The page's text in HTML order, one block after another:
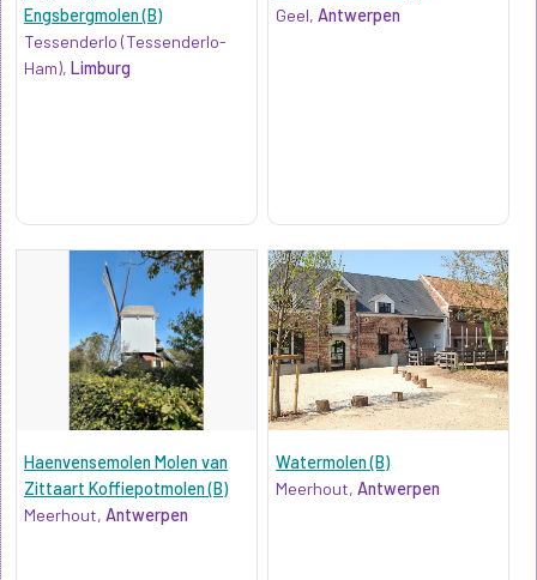
Engsbergmolen (B)
Tessenderlo (Tessenderlo-
Ham), Limburg
Geel,Antwerpen
Haenvensemolen Molen van
Zittaart Koffiepotmolen (B)
Meerhout, Antwerpen
Watermolen (B)
Meerhout,Antwerpen